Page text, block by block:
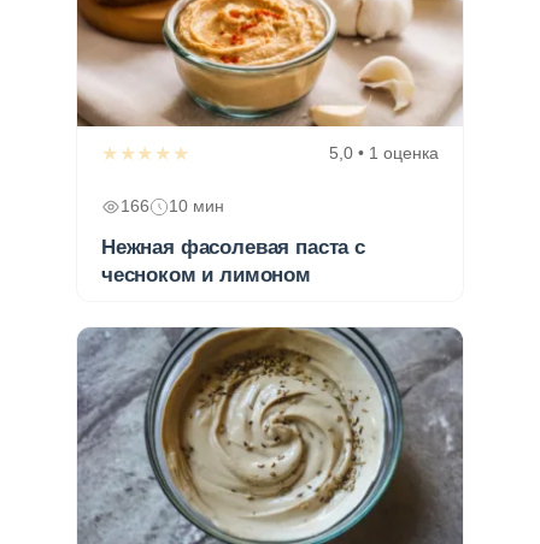
★★★★★ 5,0 • 1 оценка
166 10 мин
Нежная фасолевая паста с
чесноком и лимоном